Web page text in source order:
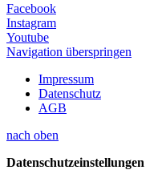
Facebook
Instagram
Youtube
Navigation überspringen
Impressum
Datenschutz
AGB
nach oben
Datenschutzeinstellungen